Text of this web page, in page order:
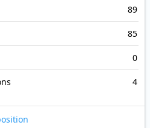
89
85
0
4